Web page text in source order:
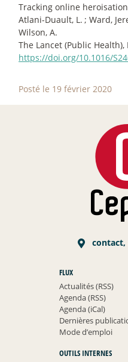
Tracking online
Atlani-Duault, L. ; Ward,
Wilson, A.
The Lancet (Public Health),
https://doi.org/10.1016/
Posté le 19 février 2020
contact,
FLUX
Actualités (RSS)
Agenda (RSS)
Agenda (iCal)
Dernières
Mode d’emploi
OUTILS INTERNES